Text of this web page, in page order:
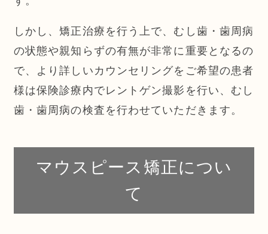
しかし、矯正治療を行う上で、むし歯・歯周病
の状態や親知らずの有無が非常に重要となるの
で、より詳しいカウンセリングをご希望の患者
様は保険診療内でレントゲン撮影を行い、むし
歯・歯周病の検査を行わせていただきます。
マウスピース矯正につい
て